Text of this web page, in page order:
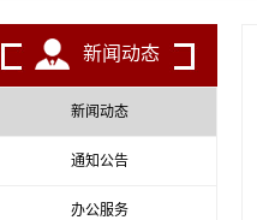
新闻动态
新闻动态
通知公告
办公服务